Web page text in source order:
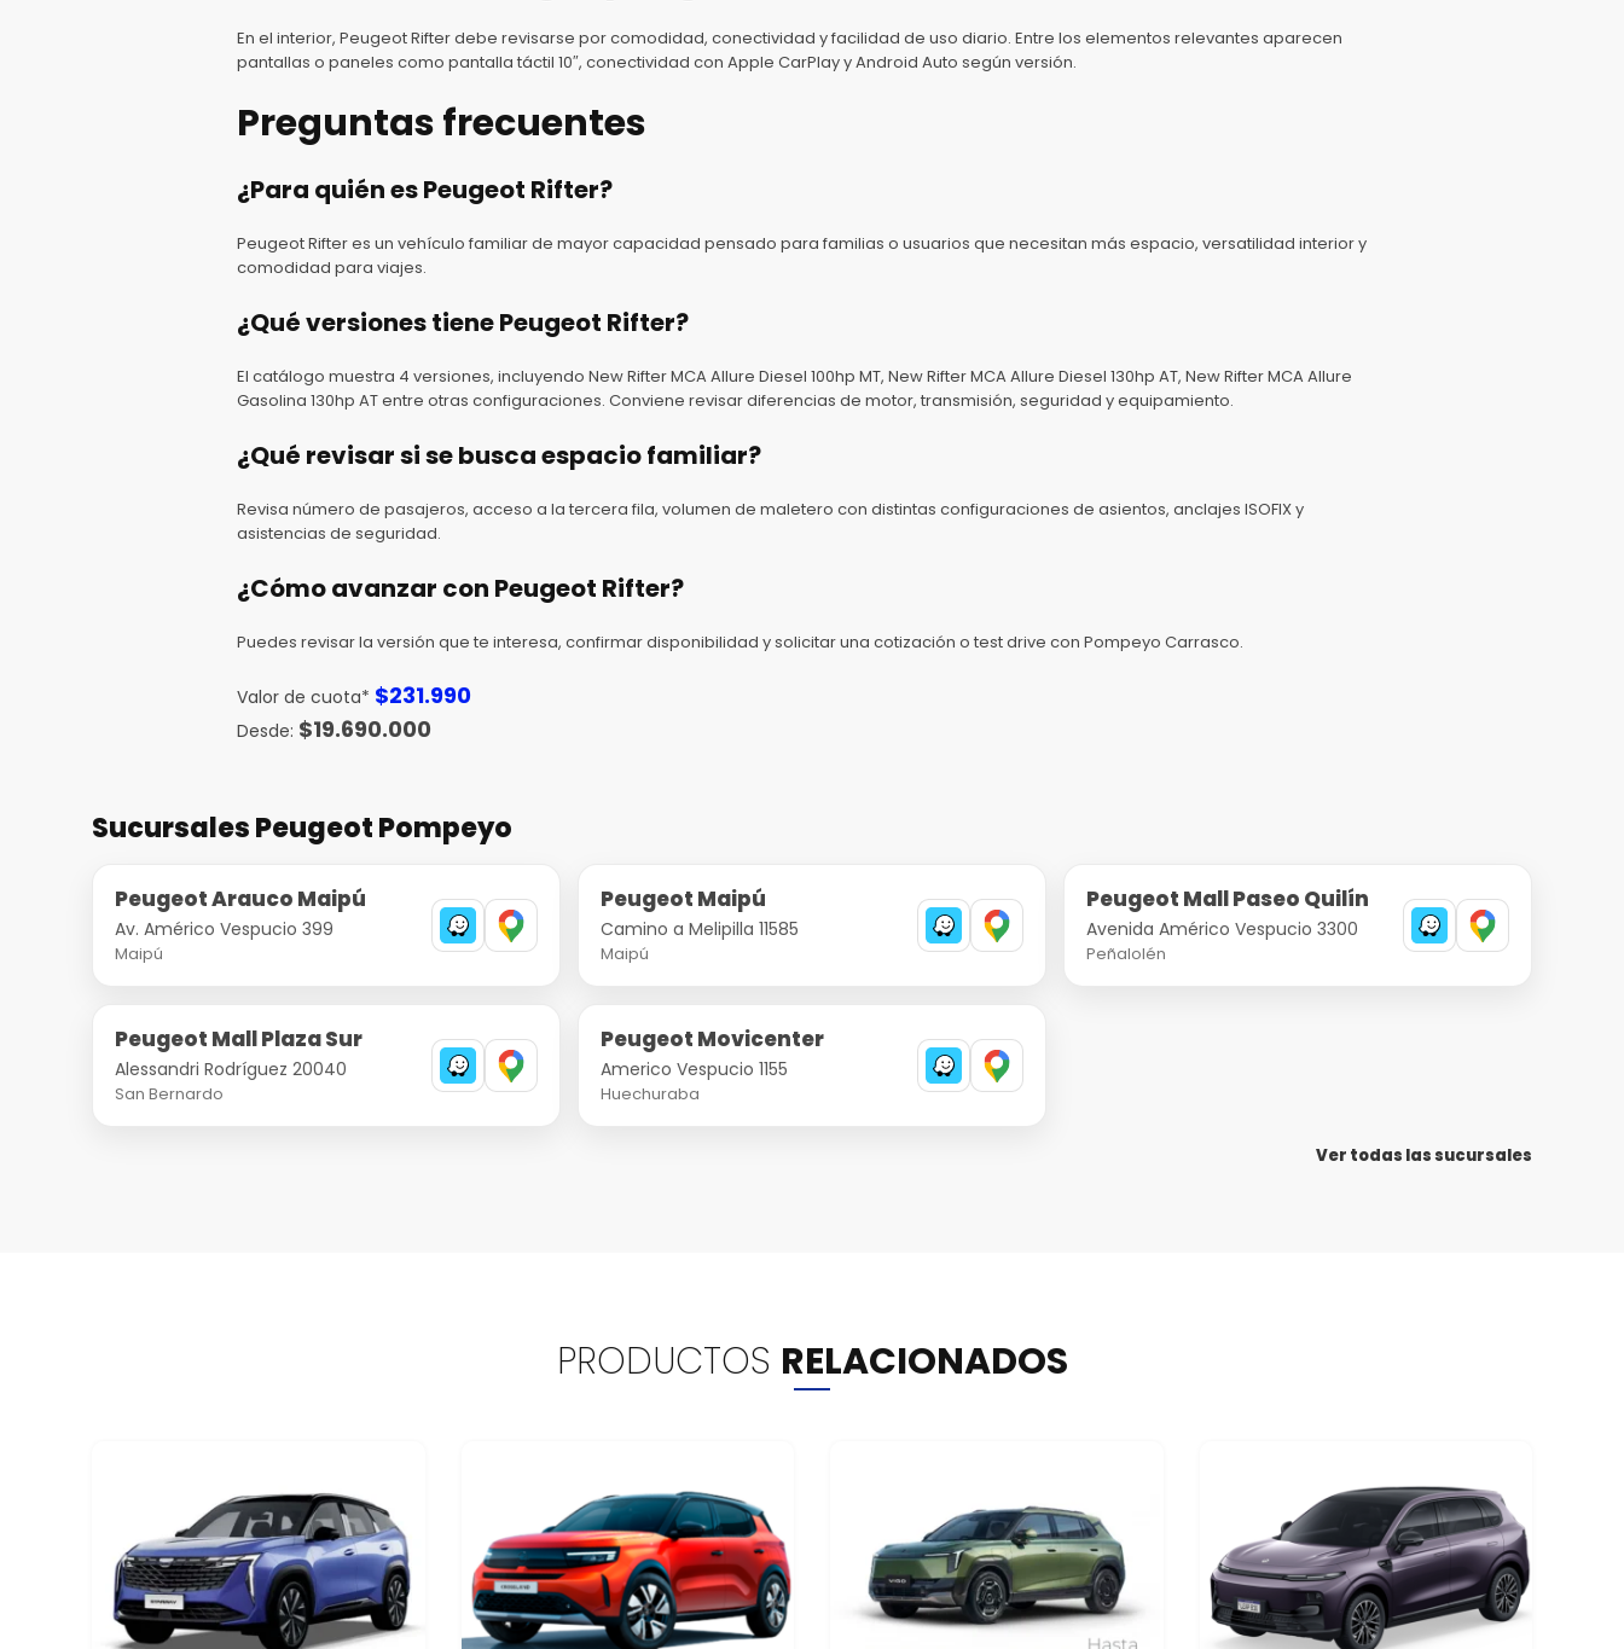
En el interior, Peugeot Rifter debe revisarse por comodidad, conectividad y facilidad de uso diario. Entre los elementos relevantes aparecen
pantallas o paneles como pantalla táctil 10″, conectividad con Apple CarPlay y Android Auto según versión.
Preguntas frecuentes
¿Para quién es Peugeot Rifter?
Peugeot Rifter es un vehículo familiar de mayor capacidad pensado para familias o usuarios que necesitan más espacio, versatilidad interior y
comodidad para viajes.
¿Qué versiones tiene Peugeot Rifter?
El catálogo muestra 4 versiones, incluyendo New Rifter MCA Allure Diesel 100hp MT, New Rifter MCA Allure Diesel 130hp AT, New Rifter MCA Allure
Gasolina 130hp AT entre otras configuraciones. Conviene revisar diferencias de motor, transmisión, seguridad y equipamiento.
¿Qué revisar si se busca espacio familiar?
Revisa número de pasajeros, acceso a la tercera fila, volumen de maletero con distintas configuraciones de asientos, anclajes ISOFIX y
asistencias de seguridad.
¿Cómo avanzar con Peugeot Rifter?
Puedes revisar la versión que te interesa, confirmar disponibilidad y solicitar una cotización o test drive con Pompeyo Carrasco.
Valor de cuota* $231.990
$19.690.000
Sucursales Peugeot Pompeyo
Peugeot Arauco Maipú
Av. Américo Vespucio 399
Maipú
Peugeot Maipú
Camino a Melipilla 11585
Maipú
Peugeot Mall Paseo Quilín
Avenida Américo Vespucio 3300
Peñalolén
Peugeot Mall Plaza Sur
Alessandri Rodríguez 20040
San Bernardo
Peugeot Movicenter
Americo Vespucio 1155
Huechuraba
Ver todas las sucursales
PRODUCTOS RELACIONADOS